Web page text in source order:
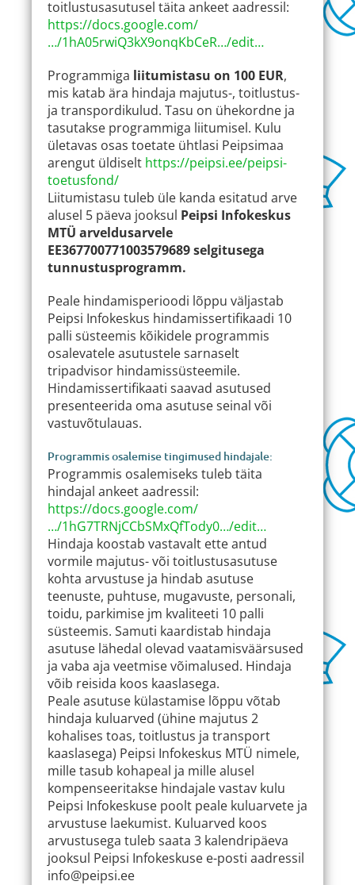
toitlustusasutusel täita ankeet aadressil:
https://docs.google.com/
…/1hA05rwiQ3kX9onqKbCeR…/edit…
Programmiga liitumistasu on 100 EUR,
mis katab ära hindaja majutus-, toitlustus-
ja transpordikulud. Tasu on ühekordne ja
tasutakse programmiga liitumisel. Kulu
ületavas osas toetate ühtlasi Peipsimaa
arengut üldiselt https://peipsi.ee/peipsi-
toetusfond/
Liitumistasu tuleb üle kanda esitatud arve
alusel 5 päeva jooksul Peipsi Infokeskus
MTÜ arveldusarvele
EE367700771003579689 selgitusega
tunnustusprogramm.
Peale hindamisperioodi lõppu väljastab
Peipsi Infokeskus hindamissertifikaadi 10
palli süsteemis kõikidele programmis
osalevatele asutustele sarnaselt
tripadvisor hindamissüsteemile.
Hindamissertifikaati saavad asutused
presenteerida oma asutuse seinal või
vastuvõtulauas.
Programmis osalemise tingimused hindajale:
Programmis osalemiseks tuleb täita
hindajal ankeet aadressil:
https://docs.google.com/
…/1hG7TRNjCCbSMxQfTody0…/edit…
Hindaja koostab vastavalt ette antud
vormile majutus- või toitlustusasutuse
kohta arvustuse ja hindab asutuse
teenuste, puhtuse, mugavuste, personali,
toidu, parkimise jm kvaliteeti 10 palli
süsteemis. Samuti kaardistab hindaja
asutuse lähedal olevad vaatamisväärsused
ja vaba aja veetmise võimalused. Hindaja
võib reisida koos kaaslasega.
Peale asutuse külastamise lõppu võtab
hindaja kuluarved (ühine majutus 2
kohalises toas, toitlustus ja transport
kaaslasega) Peipsi Infokeskus MTÜ nimele,
mille tasub kohapeal ja mille alusel
kompenseeritakse hindajale vastav kulu
Peipsi Infokeskuse poolt peale kuluarvete ja
arvustuse laekumist. Kuluarved koos
arvustusega tuleb saata 3 kalendripäeva
jooksul Peipsi Infokeskuse e-posti aadressil
info@peipsi.ee